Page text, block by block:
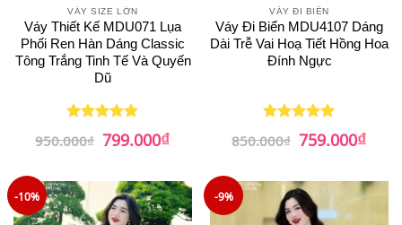
VÁY SIZE LỚN
Váy Thiết Kế MDU071 Lụa
Phối Ren Hàn Dáng Classic
Tông Trắng Tinh Tế Và Quyến
Dũ
Được xếp
hạng
55
950.000₫ Giá
gốc
799.000₫Giá
hiện
799.000₫.
VÁY ĐI BIỂN
Váy Đi Biển MDU4107 Dáng
Dài Trễ Vai Hoạ Tiết Hồng Hoa
Đính Ngực
Được xếp
hạng
55
850.000₫ Giá
gốc
759.000₫Giá
hiện
-10% -9%